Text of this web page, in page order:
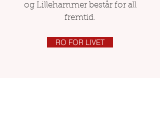
og Lillehammer består for all
fremtid.
RO FOR LIVET